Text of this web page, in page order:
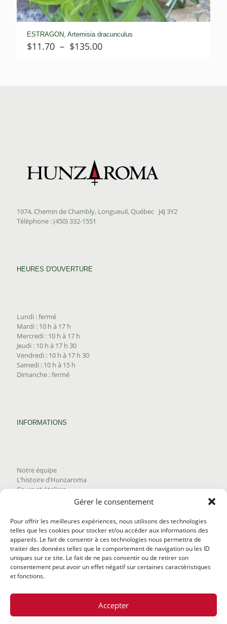
Gérer le consentement
Pour offrir les meilleures expériences, nous utilisons des technologies
telles que les cookies pour stocker et/ou accéder aux informations des
appareils. Le fait de consentir à ces technologies nous permettra de
traiter des données telles que le comportement de navigation ou les ID
uniques sur ce site. Le fait de ne pas consentir ou de retirer son
consentement peut avoir un effet négatif sur certaines caractéristiques
et fonctions.
Accepter
ESTRAGON, Artemisia dracunculus
$11.70 – $135.00Plage
1974, Chemin de Chambly, Longueuil, Québec J4J 3Y2
Téléphone : (450) 332-1551
HEURES D'OUVERTURE
Lundi : fermé
Mardi : 10 h à 17 h
Mercredi : 10 h à 17 h
Jeudi : 10 h à 17 h 30
Vendredi : 10 h à 17 h 30
Samedi : 10 h à 15 h
Dimanche : fermé
INFORMATIONS
Notre équipe
L’histoire d’Hunzaroma
Cours et Ateliers
Trouver nos produits
Politique de frais d'envoi
Termes et conditions
Politique de remboursement